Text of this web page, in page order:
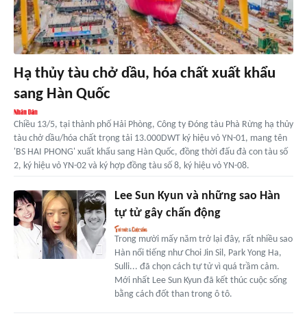
Hạ thủy tàu chở dầu, hóa chất xuất khẩu
sang Hàn Quốc
Chiều 13/5, tại thành phố Hải Phòng, Công ty Đóng tàu Phà Rừng hạ thủy
tàu chở dầu/hóa chất trọng tải 13.000DWT ký hiệu vỏ YN-01, mang tên
'BS HAI PHONG' xuất khẩu sang Hàn Quốc, đồng thời đấu đà con tàu số
2, ký hiệu vỏ YN-02 và ký hợp đồng tàu số 8, ký hiệu vỏ YN-08.
Lee Sun Kyun và những sao Hàn
tự tử gây chấn động
Trong mười mấy năm trở lại đây, rất nhiều sao
Hàn nổi tiếng như Choi Jin Sil, Park Yong Ha,
Sulli... đã chọn cách tự tử vì quá trầm cảm.
Mới nhất Lee Sun Kyun đã kết thúc cuộc sống
bằng cách đốt than trong ô tô.